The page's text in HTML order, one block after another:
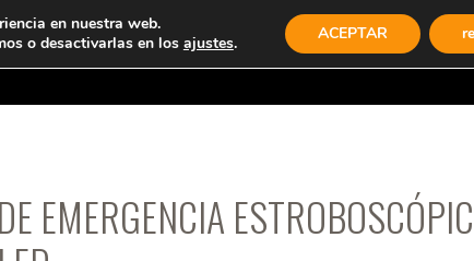
PRODUCTOS EMPRESA CONTACTO
EMERGENCIA
en nuestra web.
o desactivarlas en los ajustes. ACEPTAR